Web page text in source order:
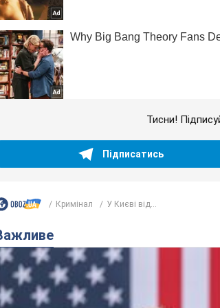
Тисни!
Підписатись
Кримінал У Києві від...
Важливе